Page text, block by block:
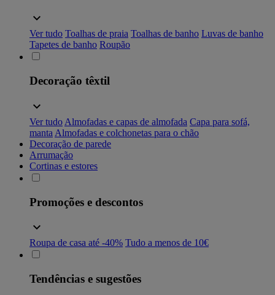
Ver tudo Toalhas de praia Toalhas de banho Luvas de banho
Tapetes de banho Roupão
Decoração têxtil
Ver tudo Almofadas e capas de almofada Capa para sofá,
manta Almofadas e colchonetas para o chão
Decoração de parede
Arrumação
Cortinas e estores
Promoções e descontos
Roupa de casa até -40% Tudo a menos de 10€
Tendências e sugestões